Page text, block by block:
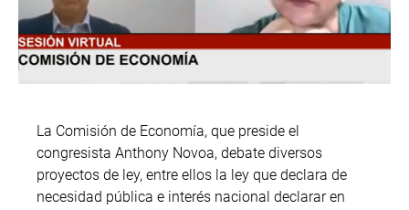
La Comisión de Economía, que preside el
congresista Anthony Novoa, debate diversos
proyectos de ley, entre ellos la ley que declara de
necesidad pública e interés nacional declarar en